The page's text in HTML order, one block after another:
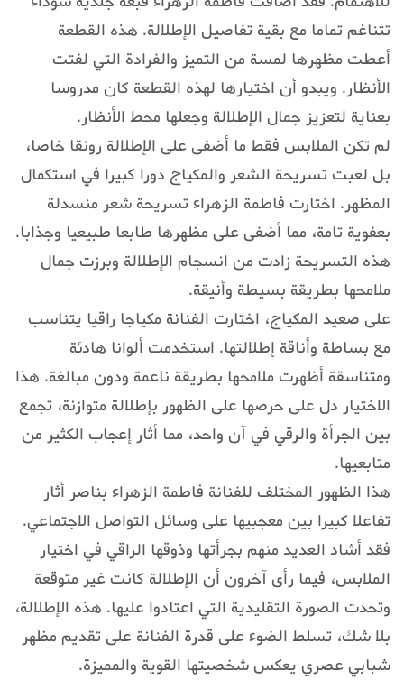
تتناغم تماما مع بقية تفاصيل الإطلالة. هذه القطعة
أعطت مظهرها لمسة من التميز والفرادة التي لفتت
الأنظار. ويبدو أن اختيارها لهذه القطعة كان مدروسا
بعناية لتعزيز جمال الإطلالة وجعلها محط الأنظار.
لم تكن الملابس فقط ما أضفى على الإطلالة رونقا خاصا،
بل لعبت تسريحة الشعر والمكياج دورا كبيرا في استكمال
المظهر. اختارت فاطمة الزهراء تسريحة شعر منسدلة
بعفوية تامة، مما أضفى على مظهرها طابعا طبيعيا وجذابا.
هذه التسريحة زادت من انسجام الإطلالة وبرزت جمال
ملامحها بطريقة بسيطة وأنيقة.
على صعيد المكياج، اختارت الفنانة مكياجا راقيا يتناسب
مع بساطة وأناقة إطلالتها. استخدمت ألوانا هادئة
ومتناسقة أظهرت ملامحها بطريقة ناعمة ودون مبالغة. هذا
الاختيار دل على حرصها على الظهور بإطلالة متوازنة، تجمع
بين الجرأة والرقي في آن واحد، مما أثار إعجاب الكثير من
متابعيها.
هذا الظهور المختلف للفنانة فاطمة الزهراء بناصر أثار
تفاعلا كبيرا بين معجبيها على وسائل التواصل الاجتماعي.
فقد أشاد العديد منهم بجرأتها وذوقها الراقي في اختيار
الملابس، فيما رأى آخرون أن الإطلالة كانت غير متوقعة
وتحدت الصورة التقليدية التي اعتادوا عليها. هذه الإطلالة،
بلا شك، تسلط الضوء على قدرة الفنانة على تقديم مظهر
شبابي عصري يعكس شخصيتها القوية والمميزة.